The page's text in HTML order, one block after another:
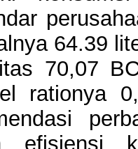
64.39
70,07
rationya